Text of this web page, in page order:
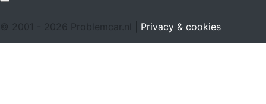
© 2001 - 2026 Problemcar.nl | Privacy & cookies